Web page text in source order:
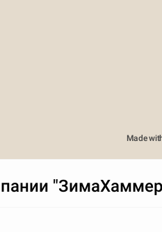
Made